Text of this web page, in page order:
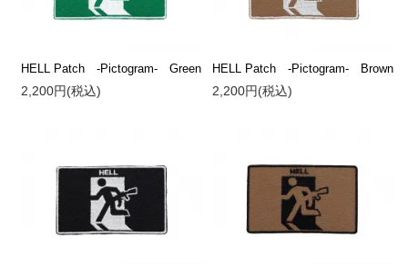
HELL Patch -Pictogram- Green
2,200円(税込)
HELL Patch -Pictogram- Brown
2,200円(税込)